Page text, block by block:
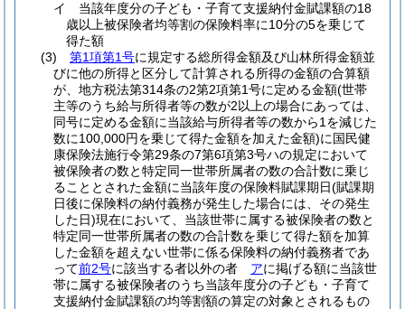
イ
当該年度分の子ども・子育て支援納付金賦課額の18
歳以上被保険者均等割の保険料率に10分の5を乗じて
得た額
(3)
第1項第1号に規定する総所得金額及び山林所得金額並
びに他の所得と区分して計算される所得の金額の合算額
が、地方税法第314条の2第2項第1号に定める金額(世帯
主等のうち給与所得者等の数が2以上の場合にあっては、
同号に定める金額に当該給与所得者等の数から1を減じた
数に100,000円を乗じて得た金額を加えた金額)に国民健
康保険法施行令第29条の7第6項第3号ハの規定において
被保険者の数と特定同一世帯所属者の数の合計数に乗じ
ることとされた金額に当該年度の保険料賦課期日(賦課期
日後に保険料の納付義務が発生した場合には、その発生
した日)現在において、当該世帯に属する被保険者の数と
特定同一世帯所属者の数の合計数を乗じて得た額を加算
した金額を超えない世帯に係る保険料の納付義務者であ
って前2号に該当する者以外の者 アに掲げる額に当該世
帯に属する被保険者のうち当該年度分の子ども・子育て
支援納付金賦課額の均等割額の算定の対象とされるもの